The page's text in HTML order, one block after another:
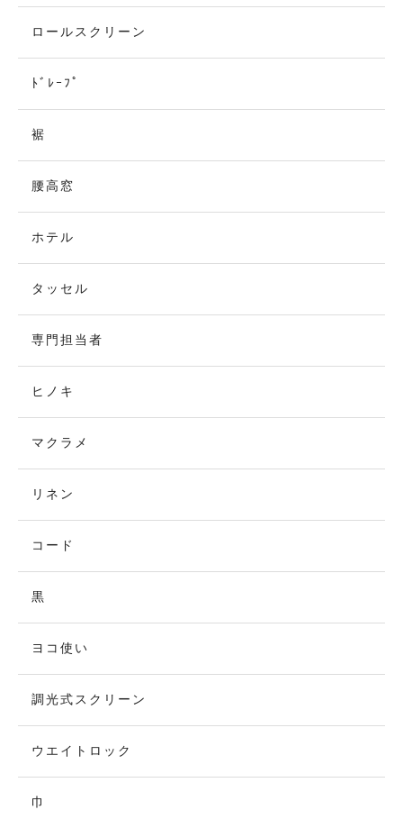
ロールスクリーン
ﾄﾞﾚｰﾌﾟ
裾
腰高窓
ホテル
タッセル
専門担当者
ヒノキ
マクラメ
リネン
コード
黒
ヨコ使い
調光式スクリーン
ウエイトロック
巾